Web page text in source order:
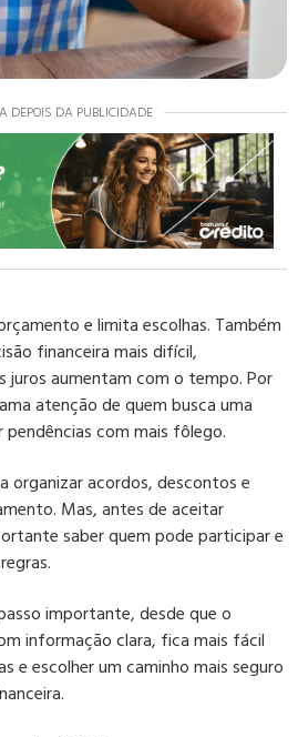
DEPOIS DA PUBLICIDADE
e limita escolhas. Também
financeira mais difícil,
juros aumentam com o tempo. Por
atenção de quem busca uma
pendências com mais fôlego.
organizar acordos, descontos e
Mas, antes de aceitar
saber quem pode participar e
importante, desde que o
informação clara, fica mais fácil
e escolher um caminho mais seguro